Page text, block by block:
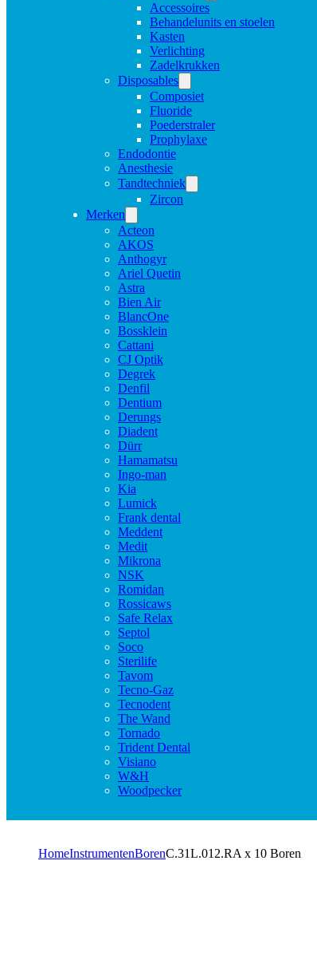
Accessoires
Behandelunits en stoelen
Kasten
Verlichting
Zadelkrukken
Disposables
Composiet
Fluoride
Poederstraler
Prophylaxe
Endodontie
Anesthesie
Tandtechniek
Zircon
Merken
Acteon
AKOS
Anthogyr
Ariel Quetin
Astra
Bien Air
BlancOne
Bossklein
Cattani
CJ Optik
Degrek
Denfil
Dentium
Derungs
Diadent
Dürr
Hamamatsu
Ingo-man
Kia
Lumick
Frank dental
Meddent
Medit
Mikrona
NSK
Romidan
Rossicaws
Safe Relax
Septol
Soco
Sterilife
Tavom
Tecno-Gaz
Tecnodent
The Wand
Tornado
Trident Dental
Visiano
W&H
Woodpecker
HomeInstrumentenBorenC.31L.012.RA x 10 Boren